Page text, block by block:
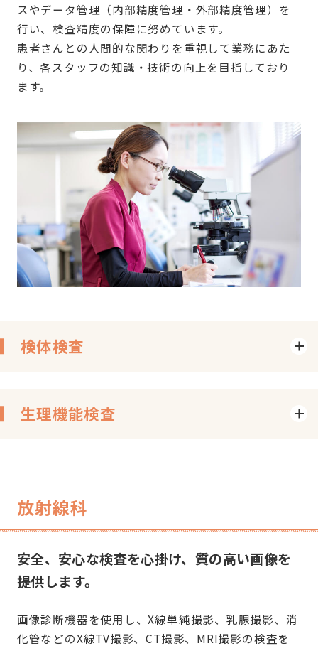
スやデータ管理（内部精度管理・外部精度管理）を
行い、検査精度の保障に努めています。
患者さんとの人間的な関わりを重視して業務にあた
り、各スタッフの知識・技術の向上を目指しており
ます。
検体検査
生理機能検査
放射線科
安全、安心な検査を心掛け、質の高い画像を
提供します。
画像診断機器を使用し、X線単純撮影、乳腺撮影、消
化管などのX線TV撮影、CT撮影、MRI撮影の検査を